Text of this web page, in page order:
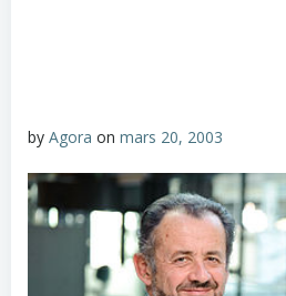
by Agora on mars 20, 2003